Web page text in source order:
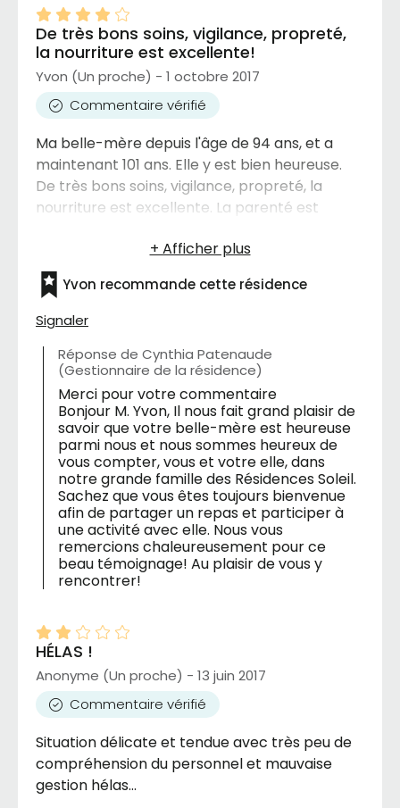
De très bons soins, vigilance, propreté,
la nourriture est excellente!
Yvon (Un proche) - 1 octobre 2017
Commentaire vérifié
Ma belle-mère depuis l'âge de 94 ans, et a
maintenant 101 ans. Elle y est bien heureuse.
De très bons soins, vigilance, propreté, la
nourriture est excellente. La parenté est
de santé ou malaise. Le personnel est
également très gentil avec nous bien que nous
arrivions toujours à l'improviste. Point faible:
j'en aucun à dire!
Yvon recommande cette résidence
Signaler
Réponse de Cynthia Patenaude
(Gestionnaire de la résidence)
Merci pour votre commentaire
Bonjour M. Yvon, Il nous fait grand plaisir de
savoir que votre belle-mère est heureuse
parmi nous et nous sommes heureux de
vous compter, vous et votre elle, dans
notre grande famille des Résidences Soleil.
Sachez que vous êtes toujours bienvenue
afin de partager un repas et participer à
une activité avec elle. Nous vous
remercions chaleureusement pour ce
beau témoignage! Au plaisir de vous y
rencontrer!
HÉLAS !
Anonyme (Un proche) - 13 juin 2017
Commentaire vérifié
Situation délicate et tendue avec très peu de
compréhension du personnel et mauvaise
gestion hélas...